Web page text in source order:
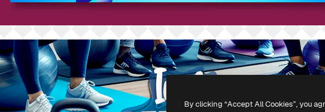
Alle Magnific-Tools
Copyright © 2010-2026 Freepik Company S.L.U.Alle Rechte vorbehalten.
By clicking “Accept All Cookies”, you